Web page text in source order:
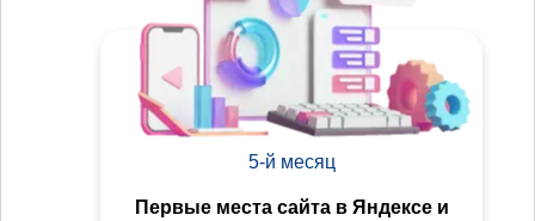
5-й месяц
Первые места сайта в Яндексе и